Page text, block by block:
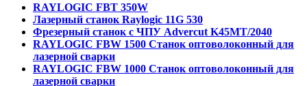
RAYLOGIC FBT 350W
Лазерный станок Raylogic 11G 530
Фрезерный станок с ЧПУ Advercut K45MT/2040
RAYLOGIC FBW 1500 Станок оптоволоконный для
лазерной сварки
RAYLOGIC FBW 1000 Станок оптоволоконный для
лазерной сварки